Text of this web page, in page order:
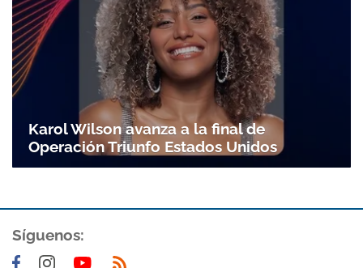
Karol Wilson avanza a la final de
Operación Triunfo Estados Unidos
Síguenos: